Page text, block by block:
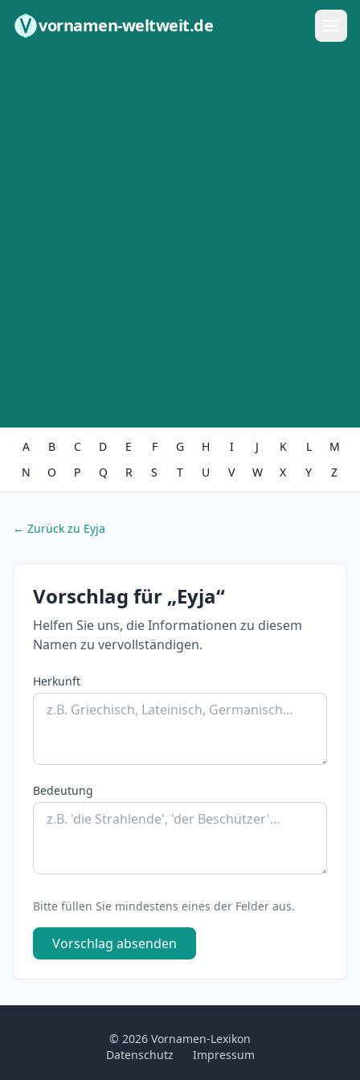
vornamen-weltweit.de
A B C D E F G H I J K L
M
N
O P Q R S T U V W X Y Z
← Zurück zu Eyja
Vorschlag für „Eyja“
Helfen Sie uns, die Informationen zu diesem
Namen zu vervollständigen.
Herkunft
Bedeutung
Bitte füllen Sie mindestens eines der Felder aus.
Vorschlag absenden
© 2026 Vornamen-Lexikon
Datenschutz
Impressum